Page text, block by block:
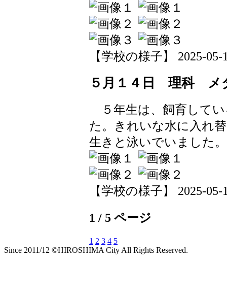
【学校の様子】 2025-05-
５月１４日 理科 メ
５年生は、飼育して
た。きれいな水に入れ
生きと泳いでいました。
【学校の様子】 2025-05-
1 / 5 ページ
1 2 3 4 5
Since 2011/12 ©HIROSHIMA City All Rights Reserved.